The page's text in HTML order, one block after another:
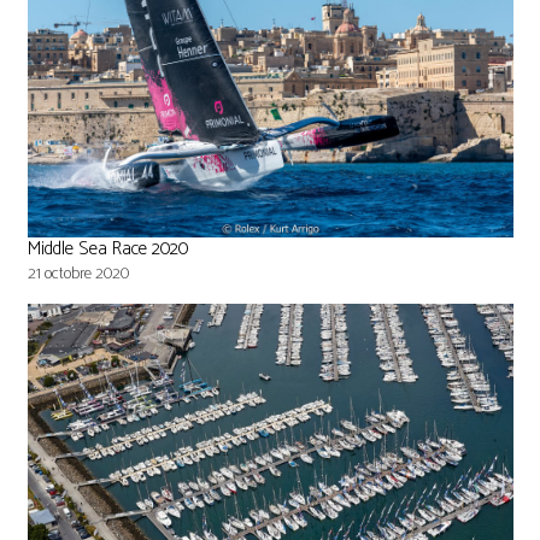
Middle Sea Race 2020
21 octobre 2020